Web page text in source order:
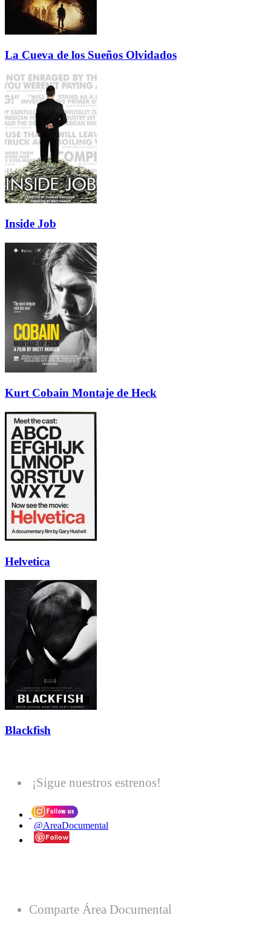
La Cueva de los Sueños Olvidados
Inside Job
Kurt Cobain Montaje de Heck
Helvetica
Blackfish
¡Sigue nuestros estrenos!
@AreaDocumental
Comparte Área Documental